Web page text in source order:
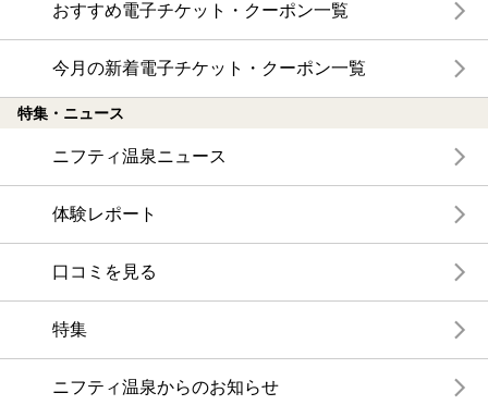
おすすめ電子チケット・クーポン一覧
今月の新着電子チケット・クーポン一覧
特集・ニュース
ニフティ温泉ニュース
体験レポート
口コミを見る
特集
ニフティ温泉からのお知らせ